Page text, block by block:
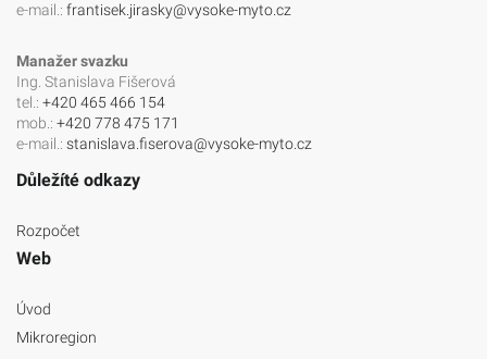
e-mail.: frantisek.jirasky@vysoke-myto.cz
Manažer svazku
Ing. Stanislava Fišerová
tel.: +420 465 466 154
mob.: +420 778 475 171
e-mail.: stanislava.fiserova@vysoke-myto.cz
Důležíté odkazy
Rozpočet
Web
Úvod
Mikroregion